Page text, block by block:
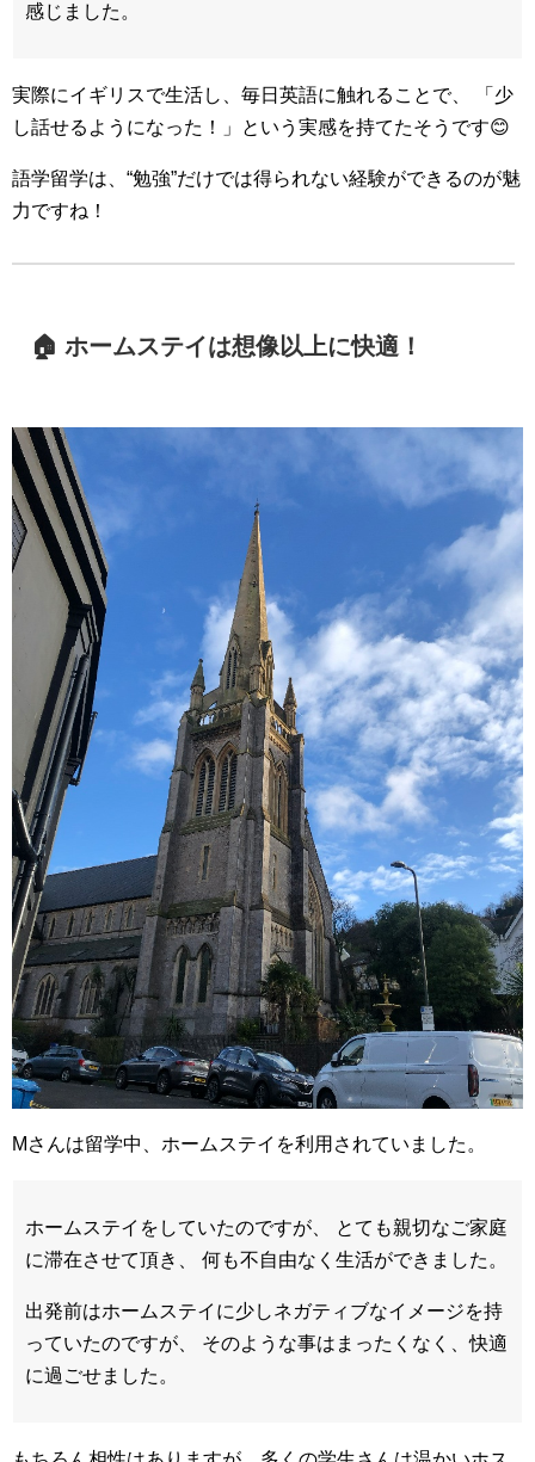
感じました。
実際にイギリスで生活し、毎日英語に触れることで、 「少
し話せるようになった！」という実感を持てたそうです😊
語学留学は、“勉強”だけでは得られない経験ができるのが魅
力ですね！
🏠 ホームステイは想像以上に快適！
Mさんは留学中、ホームステイを利用されていました。
ホームステイをしていたのですが、 とても親切なご家庭
に滞在させて頂き、 何も不自由なく生活ができました。
出発前はホームステイに少しネガティブなイメージを持
っていたのですが、 そのような事はまったくなく、快適
に過ごせました。